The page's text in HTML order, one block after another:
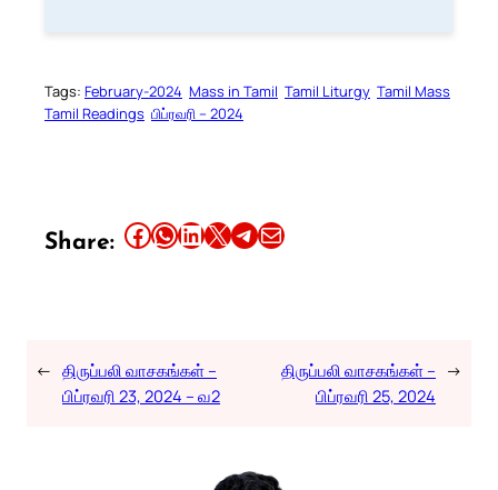
Tags: February-2024 Mass in Tamil Tamil Liturgy Tamil Mass
Tamil Readings பிப்ரவரி – 2024
Share: Share this article on Facebook Share this article on WhatsApp Share this article on LinkedIn Share this article on X Share this article on TelegramEmail this Article
← திருப்பலி வாசகங்கள் –
பிப்ரவரி 23, 2024 – வ2
திருப்பலி வாசகங்கள் –
பிப்ரவரி 25, 2024
→